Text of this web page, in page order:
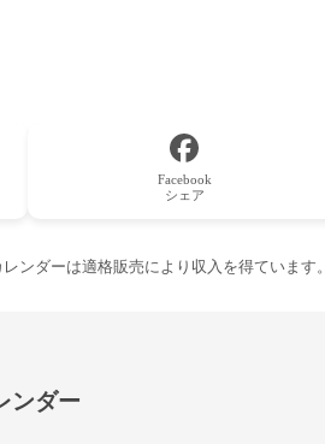
Facebook
シェア
ンダーは適格販売により収入を得ています。
ンダー